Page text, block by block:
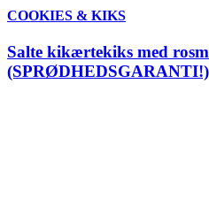
COOKIES & KIKS
Salte kikærtekiks med
(SPRØDHEDSGARANTI!)